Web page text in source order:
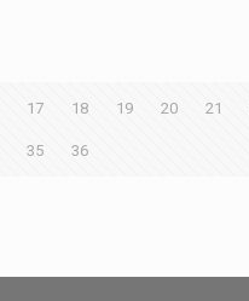
17 18 19 20 21
35 36